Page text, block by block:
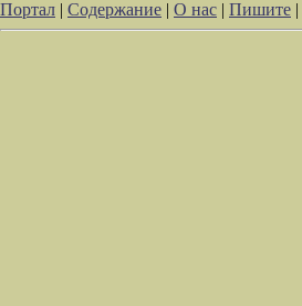
Портал | Содержание | О нас | Пишите |